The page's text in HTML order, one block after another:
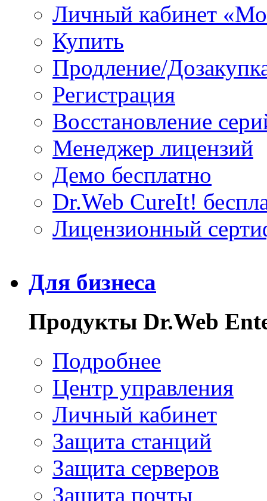
Личный кабинет
Купить
Продление/
Регистрация
Восстановление
Менеджер лицензий
Демо бесплатно
Dr.Web CureIt!
Лицензионный
Для бизнеса
Продукты Dr.Web
Подробнее
Центр управления
Личный кабинет
Защита станций
Защита серверов
Защита почты